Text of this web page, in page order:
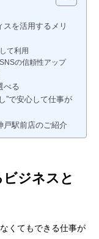
を活用するメリ
て利用
の信頼性アップ
べる
”で安心して仕事が
戸駅前店のご紹介
ジネスと
くてもできる仕事が